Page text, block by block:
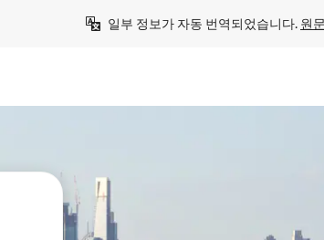
일부 정보가 자동 번역되었습니다. 원